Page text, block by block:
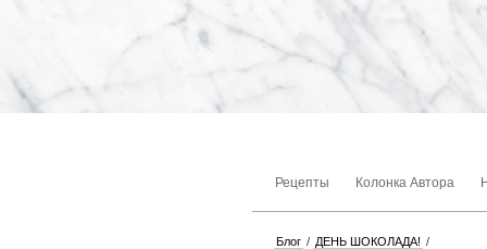
Рецепты Колонка Автора
Блог / ДЕНЬ ШОКОЛАДА! /